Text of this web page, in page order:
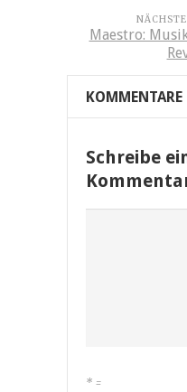
Maestro:
KOMMENTARE
Schreibe
* =